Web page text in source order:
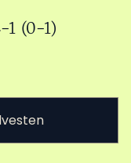
(0-1)